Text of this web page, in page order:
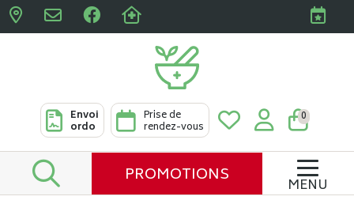
Pharmacies Clabots &
Envoi
ordo
Prise de
rendez-vous
0
PROMOTIONS MENU